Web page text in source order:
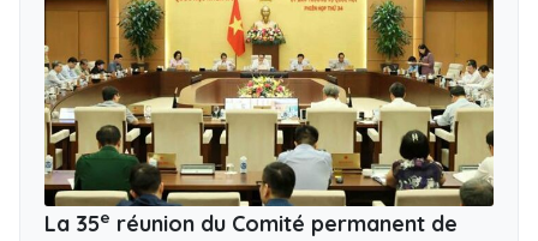
La 35e réunion du Comité permanent de